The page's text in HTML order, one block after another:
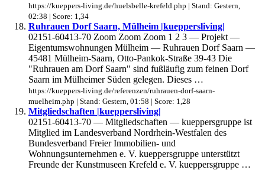
https://kueppers-living.de/huelsbelle-krefeld.php | Stand: Gestern,
02:38 | Score: 1,34
Ruhrauen Dorf Saarn, Mülheim |kueppersliving|
02151-60413-70 Zoom Zoom Zoom 1 2 3 — Projekt —
Eigentumswohnungen Mülheim — Ruhrauen Dorf Saarn —
45481 Mülheim-Saarn, Otto-Pankok-Straße 39-43 Die
"Ruhrauen am Dorf Saarn" sind fußläufig zum feinen Dorf
Saarn im Mülheimer Süden gelegen. Dieses …
https://kueppers-living.de/referenzen/ruhrauen-dorf-saarn-
muelheim.php | Stand: Gestern, 01:58 | Score: 1,28
Mitgliedschaften |kueppersliving|
02151-60413-70 — Mitgliedschaften — kueppersgruppe ist
Mitglied im Landesverband Nordrhein-Westfalen des
Bundesverband Freier Immobilien- und
Wohnungsunternehmen e. V. kueppersgruppe unterstützt
Freunde der Kunstmuseen Krefeld e. V. kueppersgruppe …